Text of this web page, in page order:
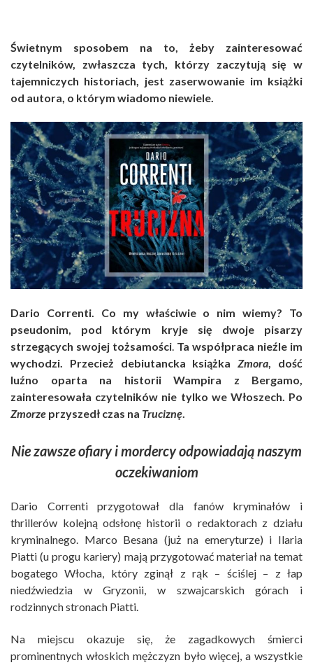
Świetnym sposobem na to, żeby zainteresować
czytelników, zwłaszcza tych, którzy zaczytują się w
tajemniczych historiach, jest zaserwowanie im książki
od autora, o którym wiadomo niewiele.
Dario Correnti. Co my właściwie o nim wiemy? To
pseudonim, pod którym kryje się dwoje pisarzy
strzegących swojej tożsamości. Ta współpraca nieźle im
wychodzi. Przecież debiutancka książkaZmora, dość
luźno oparta na historii Wampira z Bergamo,
zainteresowała czytelników nie tylko we Włoszech. Po
Zmorze przyszedł czas na Truciznę.
Nie zawsze ofiary i mordercy odpowiadają naszym
oczekiwaniom
Dario Correnti przygotował dla fanów kryminałów i
thrillerów kolejną odsłonę historii o redaktorach z działu
kryminalnego. Marco Besana (już na emeryturze) i Ilaria
Piatti (u progu kariery) mają przygotować materiał na temat
bogatego Włocha, który zginął z rąk – ściślej – z łap
niedźwiedzia w Gryzonii, w szwajcarskich górach i
rodzinnych stronach Piatti.
Na miejscu okazuje się, że zagadkowych śmierci
prominentnych włoskich mężczyzn było więcej, a wszystkie